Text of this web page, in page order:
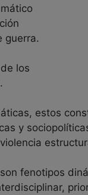
guerra.
los
estos
y
fenotipos